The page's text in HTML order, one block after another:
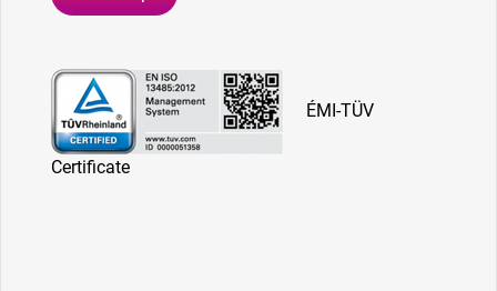
JUSTFIT MENTORPROGRAM
LEGYÉL TE IS VISZONTELADÓÉMI-TÜV
Certificate